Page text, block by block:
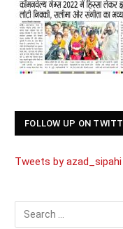
FOLLOW UP ON
Tweets by azad_sipahi